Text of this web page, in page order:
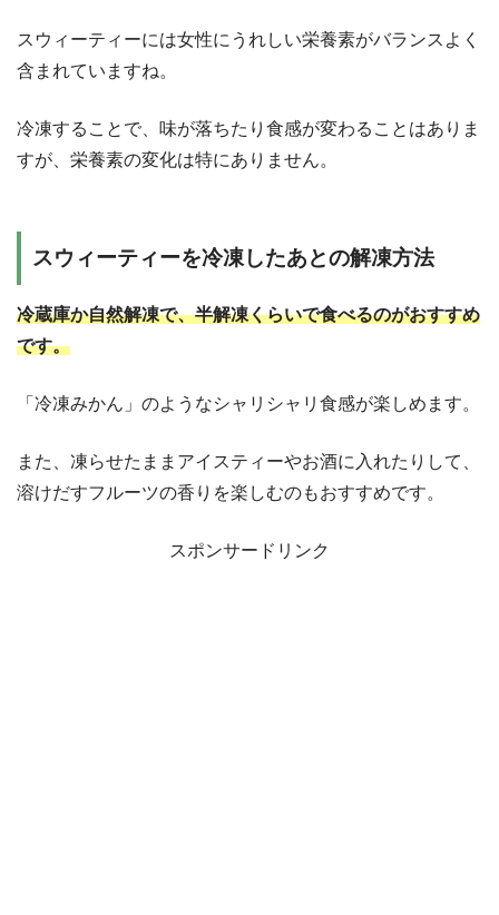
スウィーティーには女性にうれしい栄養素がバランスよく
含まれていますね。
冷凍することで、味が落ちたり食感が変わることはありま
すが、栄養素の変化は特にありません。
スウィーティーを冷凍したあとの解凍方法
冷蔵庫か自然解凍で、半解凍くらいで食べるのがおすすめ
です。
「冷凍みかん」のようなシャリシャリ食感が楽しめます。
また、凍らせたままアイスティーやお酒に入れたりして、
溶けだすフルーツの香りを楽しむのもおすすめです。
スポンサードリンク